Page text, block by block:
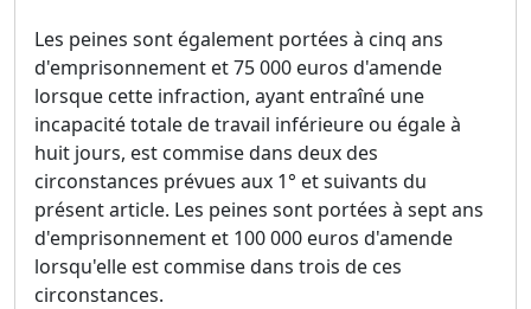
Les peines sont également portées à cinq ans
d'emprisonnement et 75 000 euros d'amende
lorsque cette infraction, ayant entraîné une
incapacité totale de travail inférieure ou égale à
huit jours, est commise dans deux des
circonstances prévues aux 1° et suivants du
présent article. Les peines sont portées à sept ans
d'emprisonnement et 100 000 euros d'amende
lorsqu'elle est commise dans trois de ces
circonstances.